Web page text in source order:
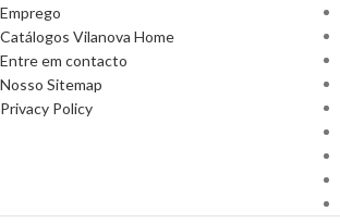
Emprego
Catálogos Vilanova Home
Entre em contacto
Nosso Sitemap
Privacy Policy